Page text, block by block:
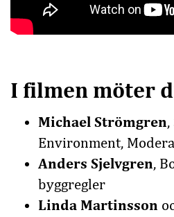
I filmen möter
Michael Strömgren
Environment,
Anders Sjelvgren,
byggregler
Linda Martinsson